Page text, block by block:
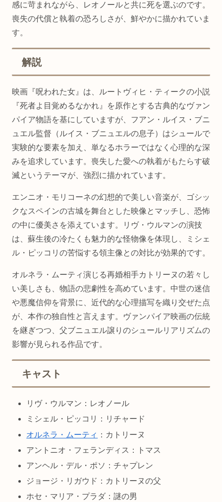
感に苛まれながら、レオノールと共に死を選ぶのです。
喪失の代償と執着の恐ろしさが、鮮やかに描かれていま
す。
解説
映画『呪われた女』は、ルートヴィヒ・ティークの小説
『死者よ目覚めるなかれ』を原作とする古典的なヴァン
パイア物語を基にしていますが、フアン・ルイス・ブニ
ュエル監督（ルイス・ブニュエルの息子）はシュールで
実験的な要素を加え、単なるホラーではなく心理的な深
みを追求しています。喪失した愛への執着がもたらす破
滅というテーマが、強烈に描かれています。
エンニオ・モリコーネの幻想的で美しい音楽が、ゴシッ
クなスペインの古城を舞台とした映像とマッチし、恐怖
の中に優美さを添えています。リヴ・ウルマンの演技
は、蘇生後の冷たくも魅力的な怪物像を体現し、ミシェ
ル・ピッコリの苦悩する領主像との対比が効果的です。
オルネラ・ムーティ演じる再婚相手カトリーヌの若々し
い美しさも、物語の悲劇性を高めています。中世の迷信
や悪魔信仰を背景に、近代的な心理描写を織り交ぜた点
が、本作の独自性と言えます。ヴァンパイア映画の伝統
を継ぎつつ、父ブニュエル譲りのシュールリアリズムの
影響が見られる作品です。
キャスト
リヴ・ウルマン：レオノール
ミシェル・ピッコリ：リチャード
オルネラ・ムーティ ：カトリーヌ
アントニオ・フェランディス：トマス
アンヘル・デル・ポソ：チャプレン
ジョージ・リガウド：カトリーヌの父
ホセ・マリア・プラダ：謎の男